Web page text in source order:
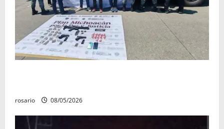
rosario 08/05/2026